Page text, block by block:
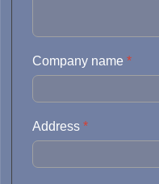
Company name *
Address *